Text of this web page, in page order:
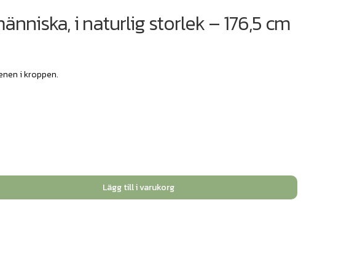
i naturlig storlek – 176,5 cm
i kroppen.
Lägg till i varukorg